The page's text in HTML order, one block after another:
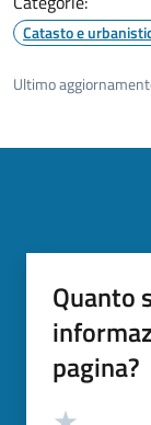
Catasto e
Ultimo
Quanto
pagina?
Valutazione